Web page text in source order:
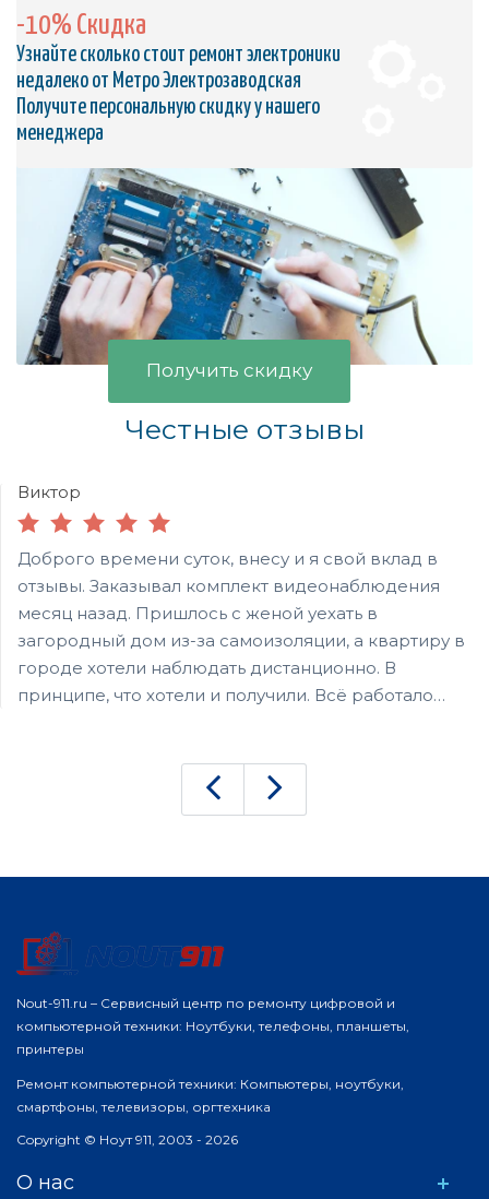
-10% Скидка
Узнайте сколько стоит ремонт электроники
недалеко от Метро Электрозаводская
Получите персональную скидку у нашего
менеджера
Получить скидку
Честные отзывы
Виктор
Доброго времени суток, внесу и я свой вклад в
отзывы. Заказывал комплект видеонаблюдения
месяц назад. Пришлось с женой уехать в
загородный дом из-за самоизоляции, а квартиру в
городе хотели наблюдать дистанционно. В
принципе, что хотели и получили. Всё работало
комплект приехал к нам домой быстро, магазин
доставку сделал отличную.
Nout-911.ru – Сервисный центр по ремонту цифровой и
компьютерной техники: Ноутбуки, телефоны, планшеты,
принтеры
Ремонт компьютерной техники: Компьютеры, ноутбуки,
смартфоны, телевизоры, оргтехника
Copyright © Ноут 911, 2003 - 2026
О нас